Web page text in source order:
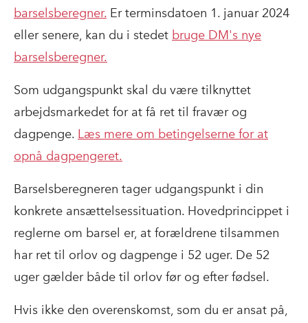
barselsberegner. Er terminsdatoen 1. januar 2024
eller senere, kan du i stedet bruge DM's nye
barselsberegner.
Som udgangspunkt skal du være tilknyttet
arbejdsmarkedet for at få ret til fravær og
dagpenge. Læs mere om betingelserne for at
opnå dagpengeret.
Barselsberegneren tager udgangspunkt i din
konkrete ansættelsessituation. Hovedprincippet i
reglerne om barsel er, at forældrene tilsammen
har ret til orlov og dagpenge i 52 uger. De 52
uger gælder både til orlov før og efter fødsel.
Hvis ikke den overenskomst, som du er ansat på,